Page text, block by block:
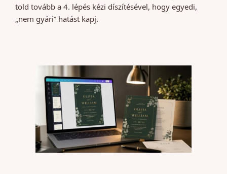
told tovább a 4. lépés kézi díszítésével, hogy egyedi,
„nem gyári” hatást kapj.